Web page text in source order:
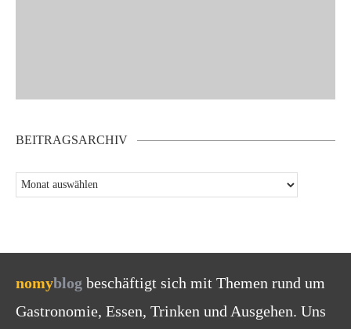
BEITRAGSARCHIV
nomyblog beschäftigt sich mit Themen rund um
Gastronomie, Essen, Trinken und Ausgehen. Uns